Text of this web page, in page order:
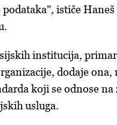
ističe Haneš
institucija,
dodaje ona,
koji se odnose na
usluga.